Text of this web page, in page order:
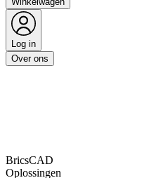
Log in
Over ons
BricsCAD
Oplossingen